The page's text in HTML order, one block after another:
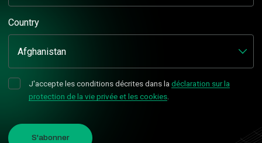
Unis
+1
Country
J'accepte les conditions décrites dans ladéclaration sur la
protection de la vie privée et les cookies
S'abonner